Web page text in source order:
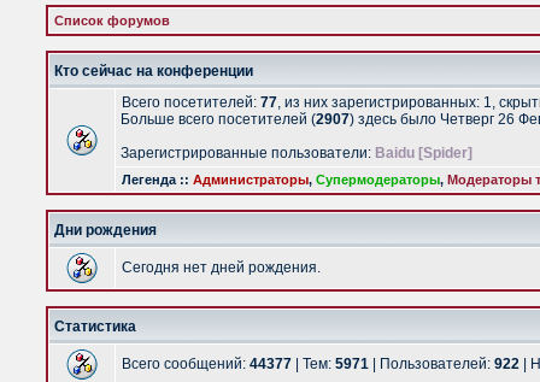
Список форумов
Кто сейчас на конференции
Всего посетителей: 77, из них зарегистрированных: 1,
Больше всего посетителей (2907) здесь было Четверг 26
Зарегистрированные пользователи: Baidu [Spider]
Легенда :: Администраторы, Супермодераторы, Модераторы
Дни рождения
Сегодня нет дней рождения.
Статистика
Всего сообщений: 44377 | Тем: 5971 | Пользователей: 922 |